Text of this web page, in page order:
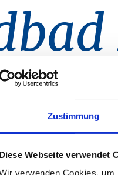
Zustimmung
Diese Webseite verwendet
verwenden Cookies,
Rettungsschwimmer
ist an der B
zum
Badespaß gibt es